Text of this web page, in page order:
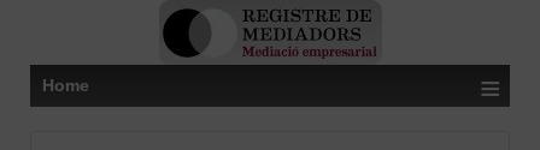
Home ≡